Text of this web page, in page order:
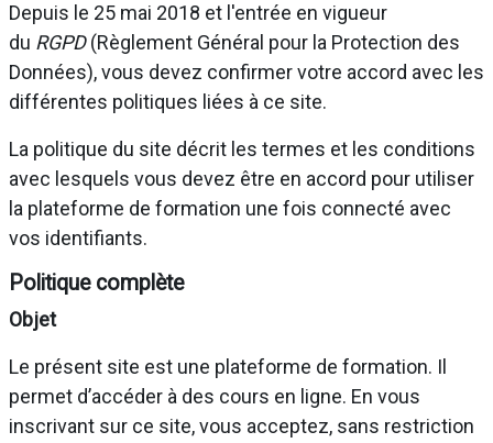
Depuis le 25 mai 2018 et l'entrée en vigueur
du RGPD(Règlement Général pour la Protection des
Données), vous devez confirmer votre accord avec les
différentes politiques liées à ce site.
La politique du site décrit les termes et les conditions
avec lesquels vous devez être en accord pour utiliser
la plateforme de formation une fois connecté avec
vos identifiants.
Politique complète
Objet
Le présent site est une plateforme de formation. Il
permet d’accéder à des cours en ligne. En vous
inscrivant sur ce site, vous acceptez, sans restriction